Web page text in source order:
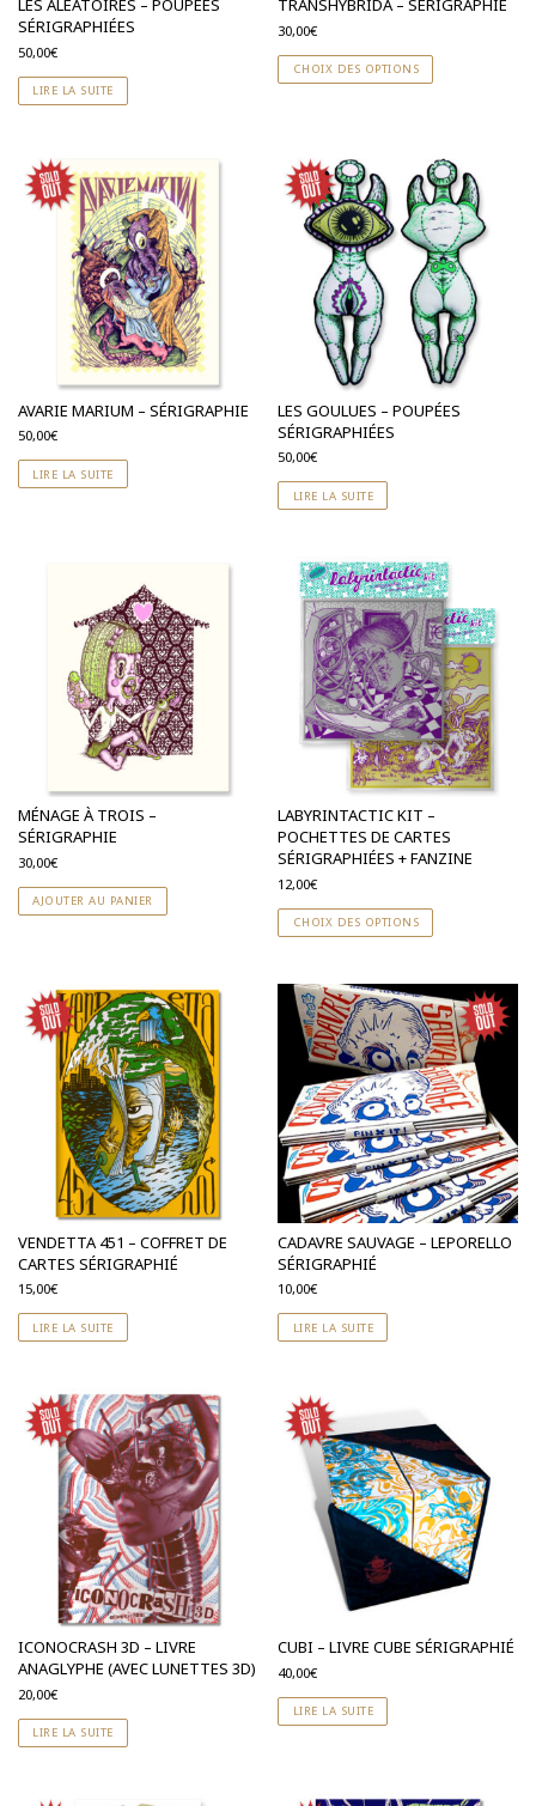
LES ALÉATOIRES – POUPÉES
SÉRIGRAPHIÉES
50,00€
LIRE LA SUITE
TRANSHYBRIDA – SÉRIGRAPHIE
30,00€
CHOIX DES OPTIONS
AVARIE MARIUM – SÉRIGRAPHIE
50,00€
LIRE LA SUITE
LES GOULUES – POUPÉES
SÉRIGRAPHIÉES
50,00€
LIRE LA SUITE
MÉNAGE À TROIS –
SÉRIGRAPHIE
30,00€
AJOUTER AU PANIER
LABYRINTACTIC KIT –
POCHETTES DE CARTES
SÉRIGRAPHIÉES + FANZINE
12,00€
CHOIX DES OPTIONS
VENDETTA 451 – COFFRET DE
CARTES SÉRIGRAPHIÉ
15,00€
LIRE LA SUITE
CADAVRE SAUVAGE – LEPORELLO
SÉRIGRAPHIÉ
10,00€
LIRE LA SUITE
ICONOCRASH 3D – LIVRE
ANAGLYPHE (AVEC LUNETTES 3D)
20,00€
LIRE LA SUITE
CUBI – LIVRE CUBE SÉRIGRAPHIÉ
40,00€
LIRE LA SUITE